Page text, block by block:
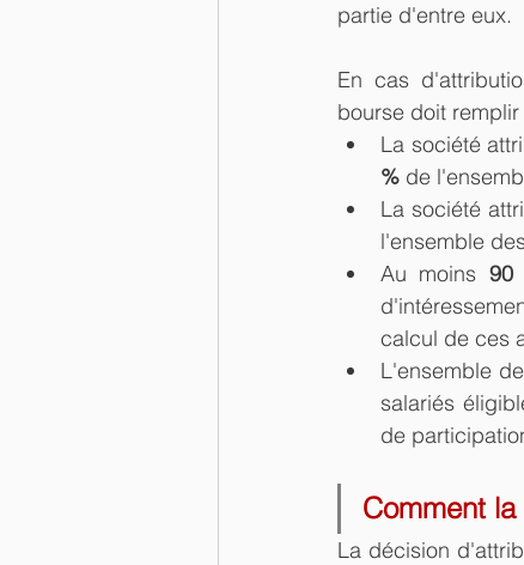
partie d'entre eux.
En cas
bourse doit
La société
% de
La société
l'ensemble
Au moins 90
calcul de ces
L'ensemble
salariés
de
Comment
La décision